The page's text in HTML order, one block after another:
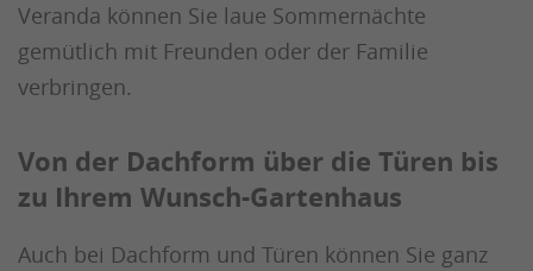
Veranda können Sie laue Sommernächte
gemütlich mit Freunden oder der Familie
verbringen.
Von der Dachform über die Türen bis
zu Ihrem Wunsch-Gartenhaus
Auch bei Dachform und Türen können Sie ganz